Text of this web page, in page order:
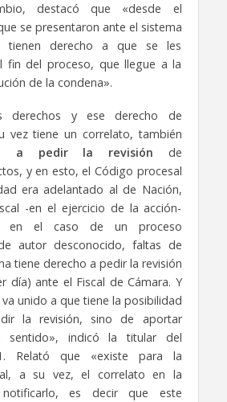
destacó que «desde el
se presentaron ante el sistema
tienen derecho a que se les
fin del proceso, que llegue a la
de la condena».
derechos y ese derecho de
vez tiene un correlato, también
a pedir la revisión de
y en esto, el Código procesal
era adelantado al de Nación,
-en el ejercicio de la acción-
en el caso de un proceso
autor desconocido, faltas de
tiene derecho a pedir la revisión
día) ante el Fiscal de Cámara. Y
unido a que tiene la posibilidad
la revisión, sino de aportar
sentido», indicó la titular del
Relató que «existe para la
a su vez, el correlato en la
es decir que este